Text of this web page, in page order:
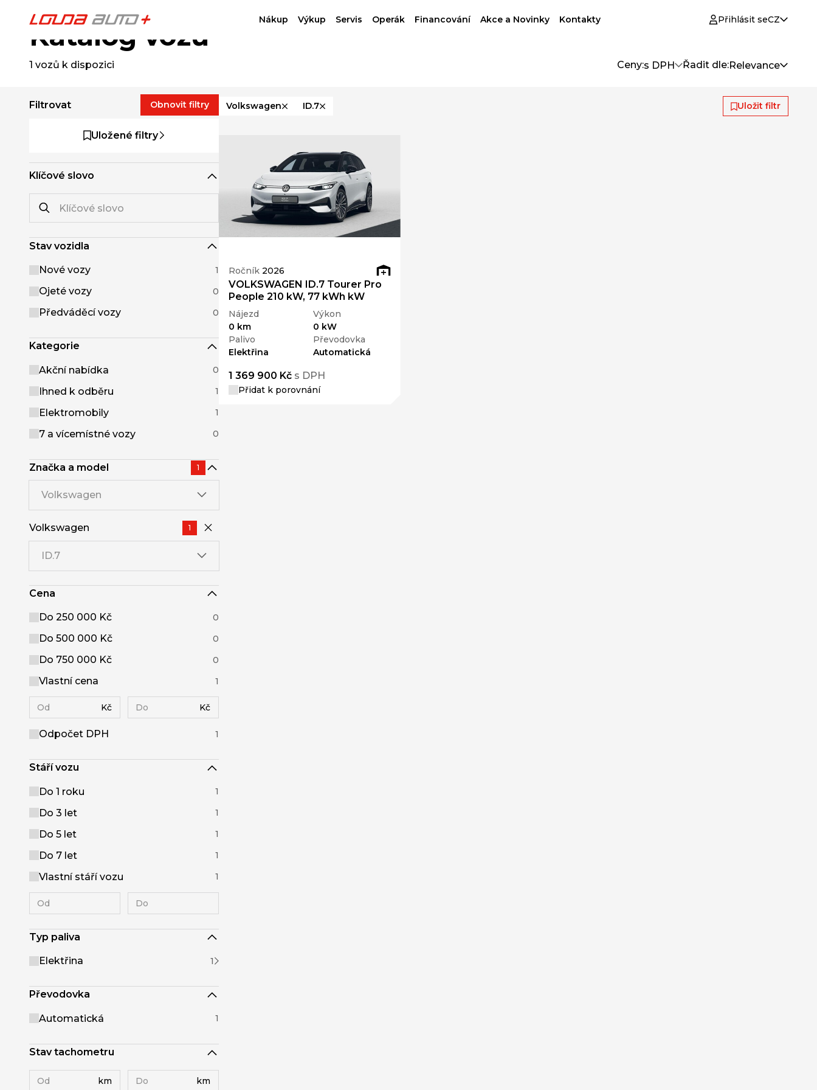
Nákup Výkup Servis Operák Financování Akce a Novinky Kontakty Přihlásit seCZ
Katalog vozů
1 vozů k dispozici Ceny:s DPH Řadit dle:Relevance
Filtrovat Obnovit filtry
Uložené filtry
Klíčové slovo
Stav vozidla
Nové vozy 1
Ojeté vozy 0
Předváděcí vozy 0
Kategorie
Akční nabídka 0
Ihned k odběru 1
Elektromobily 1
7 a vícemístné vozy 0
Značka a model 1
Volkswagen
Volkswagen 1
ID.7
Cena
Do 250 000 Kč 0
Do 500 000 Kč 0
Do 750 000 Kč 0
Vlastní cena 1
Kč Kč
Odpočet DPH 1
Stáří vozu
Do 1 roku 1
Do 3 let 1
Do 5 let 1
Do 7 let 1
Vlastní stáří vozu 1
Typ paliva
Elektřina 1
Převodovka
Automatická 1
Stav tachometru
km km
Volkswagen ID.7 Uložit filtr
Ročník 2026
VOLKSWAGEN ID.7 Tourer Pro
People 210 kW, 77 kWh kW
Nájezd
0 km
Výkon
0 kW
Palivo
Elektřina
Převodovka
Automatická
1 369 900 Kč s DPH
Přidat k porovnání